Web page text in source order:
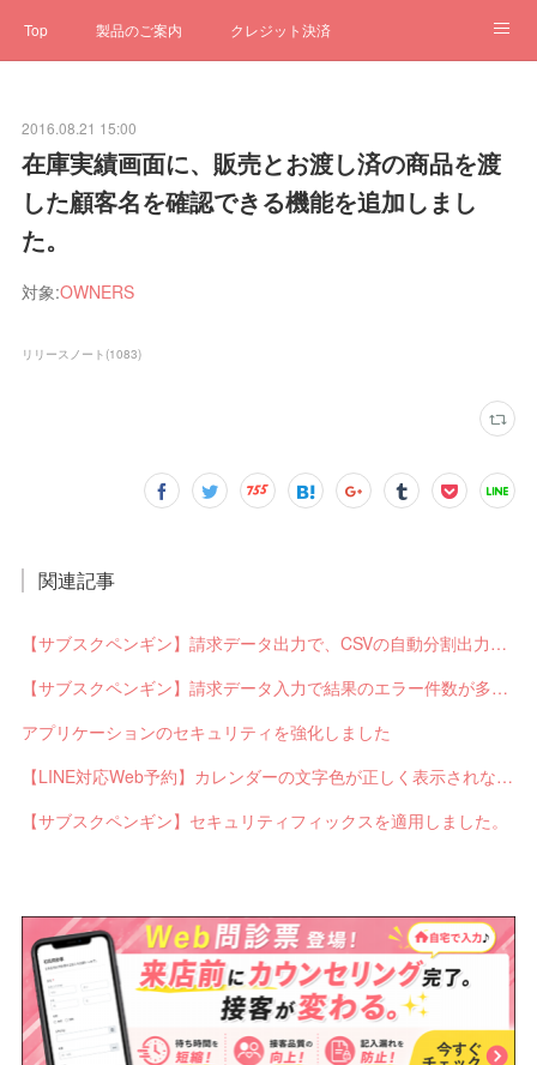
Top 製品のご案内 クレジット決済
クローゼット お問合せ
2016.08.21 15:00
在庫実績画面に、販売とお渡し済の商品を渡
した顧客名を確認できる機能を追加しまし
た。
対象:OWNERS
リリースノート (1083)
関連記事
【サブスクペンギン】請求データ出力で、CSVの自動分割出力と出力ステータスの確認ができるようになりました。
【サブスクペンギン】請求データ入力で結果のエラー件数が多い場合に応答不能になるバグを修正しました。
アプリケーションのセキュリティを強化しました
【LINE対応Web予約】カレンダーの文字色が正しく表示されないバグを修正しました。
【サブスクペンギン】セキュリティフィックスを適用しました。